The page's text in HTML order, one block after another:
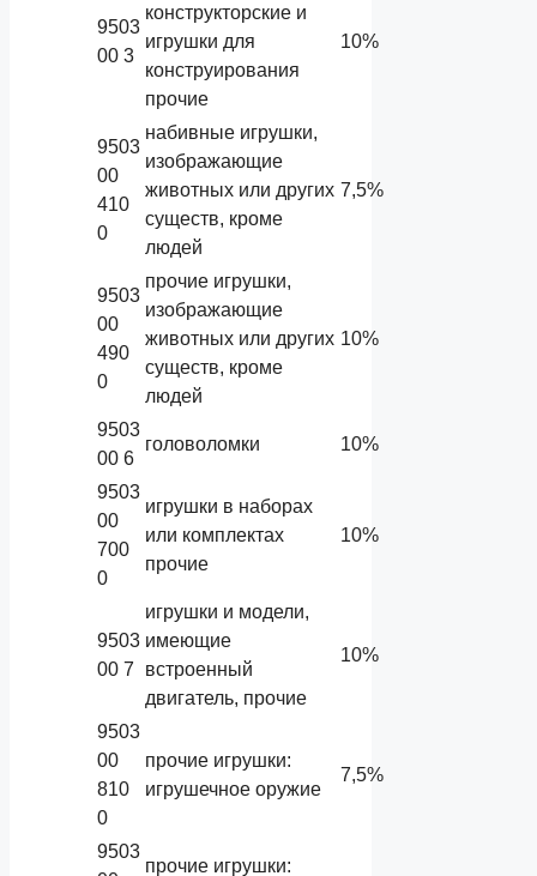
9503
00 3
конструкторские и
игрушки для
конструирования
прочие
10%
9503
00
410
0
набивные игрушки,
изображающие
животных или других
существ, кроме
людей
7,5%
9503
00
490
0
прочие игрушки,
изображающие
животных или других
существ, кроме
людей
10%
9503
00 6
головоломки 10%
9503
00
700
0
игрушки в наборах
или комплектах
прочие
10%
9503
00 7
игрушки и модели,
имеющие
встроенный
двигатель, прочие
10%
9503
00
810
0
прочие игрушки:
игрушечное оружие
7,5%
9503
прочие игрушки: